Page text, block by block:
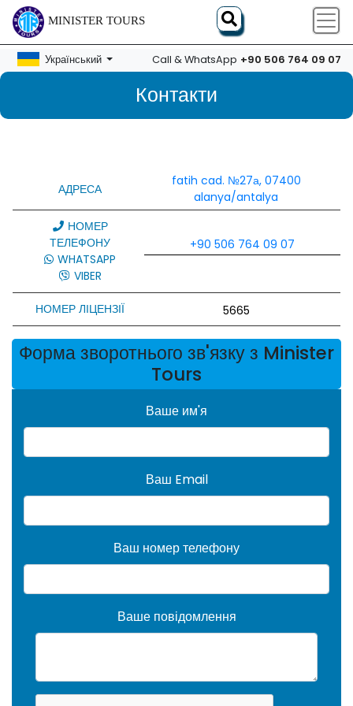
MINISTER TOURS
Український Call & WhatsApp +90 506 764 09 07
Контакти
АДРЕСА
fatih cad. №27а, 07400
alanya/antalya
НОМЕР
ТЕЛЕФОНУ
WHATSAPP
VIBER
+90 506 764 09 07
НОМЕР ЛІЦЕНЗІЇ 5665
Форма зворотнього зв'язку з Minister
Tours
Ваше им'я
Ваш Email
Ваш номер телефону
Ваше повідомлення